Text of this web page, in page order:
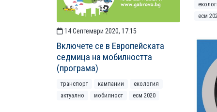
есм
14 Септември 2020, 17:15
Включете се в Европейската
седмица на мобилността
(програма)
транспорт кампании
екология
актуално
мобилност есм 2020